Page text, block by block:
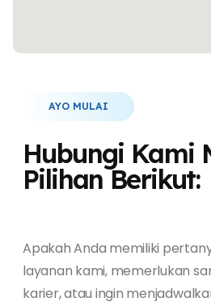
AYO MULAI
Hubungi Kami
Pilihan Berikut:
Apakah Anda memiliki
layanan kami, memerlukan
karier, atau ingin